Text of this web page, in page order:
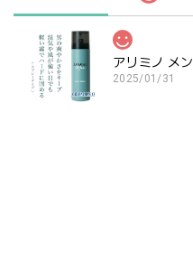
アリミノ メ
2025/01/31